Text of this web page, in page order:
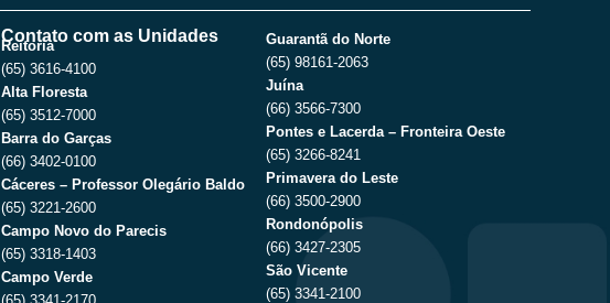
u
b
e
a
g
r
a
m
Contato com as Unidades
Reitoria
(65) 3616-4100
Alta Floresta
(65) 3512-7000
Barra do Garças
(66) 3402-0100
Cáceres – Professor Olegário Baldo
(65) 3221-2600
Campo Novo do Parecis
(65) 3318-1403
Campo Verde
Guarantã do Norte
(65) 98161-2063
Juína
(66) 3566-7300
Pontes e Lacerda – Fronteira Oeste
(65) 3266-8241
Primavera do Leste
(66) 3500-2900
Rondonópolis
(66) 3427-2305
São Vicente
(65) 3341-2100